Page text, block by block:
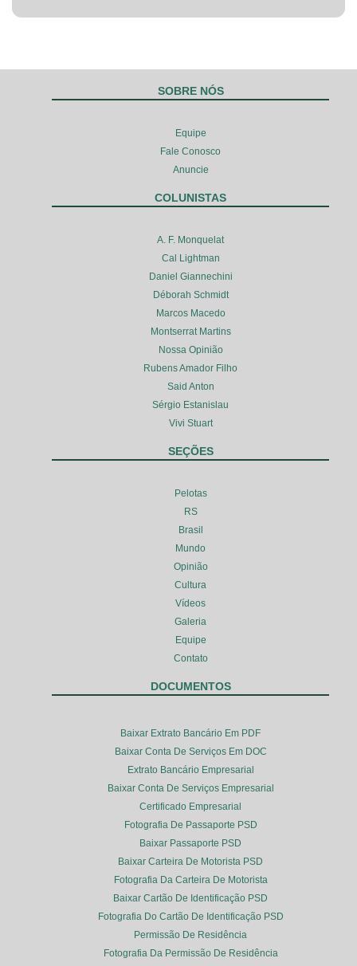
SOBRE NÓS
Equipe
Fale Conosco
Anuncie
COLUNISTAS
A. F. Monquelat
Cal Lightman
Daniel Giannechini
Déborah Schmidt
Marcos Macedo
Montserrat Martins
Nossa Opinião
Rubens Amador Filho
Said Anton
Sérgio Estanislau
Vivi Stuart
SEÇÕES
Pelotas
RS
Brasil
Mundo
Opinião
Cultura
Vídeos
Galeria
Equipe
Contato
DOCUMENTOS
Baixar Extrato Bancário Em PDF
Baixar Conta De Serviços Em DOC
Extrato Bancário Empresarial
Baixar Conta De Serviços Empresarial
Certificado Empresarial
Fotografia De Passaporte PSD
Baixar Passaporte PSD
Baixar Carteira De Motorista PSD
Fotografia Da Carteira De Motorista
Baixar Cartão De Identificação PSD
Fotografia Do Cartão De Identificação PSD
Permissão De Residência
Fotografia Da Permissão De Residência